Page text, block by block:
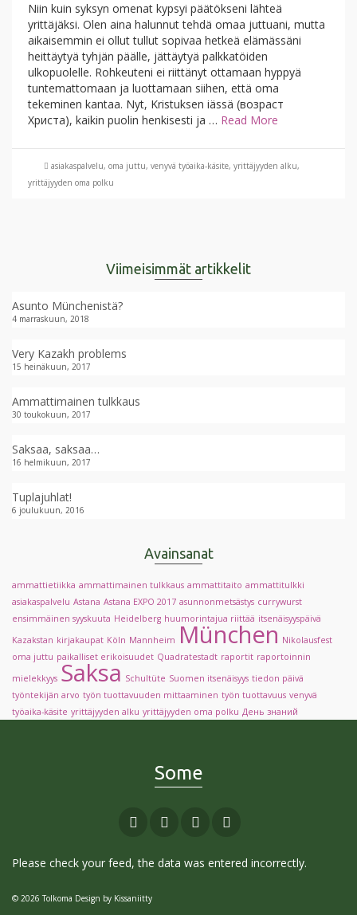
Niin kuin syksyn omenat kypsyi päätökseni lähteä
yrittäjäksi. Olen aina halunnut tehdä omaa juttuani, mutta
aikaisemmin ei ollut tullut sopivaa hetkeä elämässäni
heittäytyä tyhjän päälle, jättäytyä palkkatöiden
ulkopuolelle. Rohkeuteni ei riittänyt ottamaan hyppyä
tuntemattomaan ja luottamaan siihen, että oma
tekeminen kantaa. Nyt, Kristuksen iässä (возраст
Христа), kaikin puolin henkisesti ja … Read More
asiakaspalvelu, oma juttu, venyvä työaika-käsite, yrittäjyyden alku,
yrittäjyyden oma polku
Viimeisimmät artikkelit
Asunto Münchenistä?
4 marraskuun, 2018
Very Kazakh problems
15 heinäkuun, 2017
Ammattimainen tulkkaus
30 toukokuun, 2017
Saksaa, saksaa…
16 helmikuun, 2017
Tuplajuhlat!
6 joulukuun, 2016
Avainsanat
ammattietiikka ammattimainen tulkkaus ammattitaito ammattitulkki
asiakaspalvelu Astana Astana EXPO 2017 asunnonmetsästys currywurst
ensimmäinen syyskuuta Heidelberg huumorintajua riittää itsenäisyyspäivä
Kazakstan kirjakaupat Köln Mannheim München Nikolausfest
oma juttu paikalliset erikoisuudet Quadratestadt raportit raportoinnin
mielekkyys Saksa Schultüte Suomen itsenäisyys tiedon päivä
työntekijän arvo työn tuottavuuden mittaaminen työn tuottavuus venyvä
työaika-käsite yrittäjyyden alku yrittäjyyden oma polku День знаний
Some
Please check your feed, the data was entered incorrectly.
© 2026 Tolkoma Design by Kissaniitty